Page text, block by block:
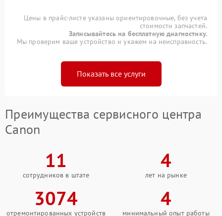
Цены в прайс-листе указаны ориентировочные, без учета
стоимости запчастей.
Записывайтесь на бесплатную диагностику.
Мы проверим ваше устройство и укажем на неисправность.
Показать все услуги
Преимущества сервисного центра
Canon
11
сотрудников в штате
4
лет на рынке
3074
отремонтированных устройств
4
минимальный опыт работы